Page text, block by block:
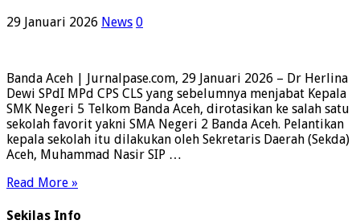
29 Januari 2026 News 0
Banda Aceh | Jurnalpase.com, 29 Januari 2026 – Dr Herlina
Dewi SPdI MPd CPS CLS yang sebelumnya menjabat Kepala
SMK Negeri 5 Telkom Banda Aceh, dirotasikan ke salah satu
sekolah favorit yakni SMA Negeri 2 Banda Aceh. Pelantikan
kepala sekolah itu dilakukan oleh Sekretaris Daerah (Sekda)
Aceh, Muhammad Nasir SIP …
Read More »
Sekilas Info